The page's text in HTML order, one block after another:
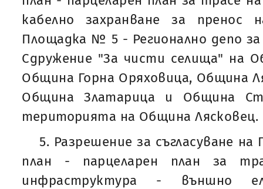
кабелно захранване за
Площадка № 5 - Регионално депо
Сдружение "За чисти селища" на
Община Горна Оряховица, Община
Община Златарица и Община
територията на Община Лясковец.
5. Разрешение за съгласуване
план - парцеларен план за
инфраструктура - външно